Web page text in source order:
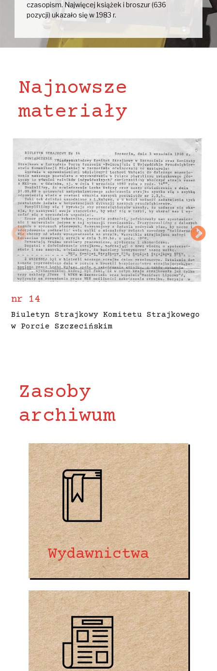
czasopism. Najwięcej książek i broszur (636
pozycji) ukazało się w 1983 r.
Najnowsze
materiały
nr 14
Biuletyn Strajkowy Komitetu Strajkowego
w Porcie Szczecińskim
Zasoby
archiwum
Wydawnictwa